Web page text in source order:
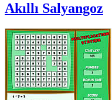
Akıllı Salyangoz